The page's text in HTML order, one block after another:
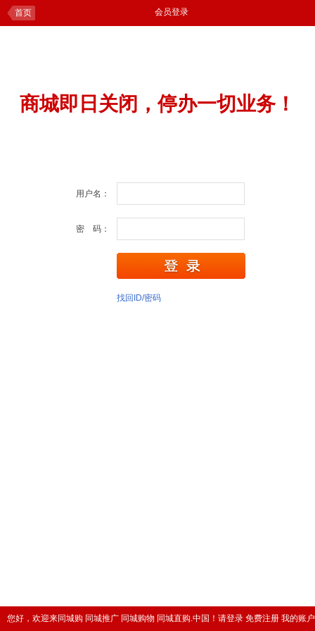
您好，欢迎来同城购 同城推广 同城购物 同城直购.中国！ 请登录 免费注册 我的账户
首页 会员登录
商城即日关闭，停办一切业务！
用户名：
密 码：
找回ID/密码